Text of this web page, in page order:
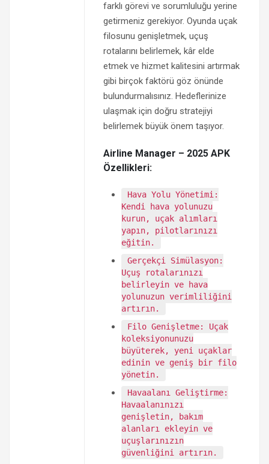
farklı görevi ve sorumluluğu yerine
getirmeniz gerekiyor. Oyunda uçak
filosunu genişletmek, uçuş
rotalarını belirlemek, kâr elde
etmek ve hizmet kalitesini artırmak
gibi birçok faktörü göz önünde
bulundurmalısınız. Hedeflerinize
ulaşmak için doğru stratejiyi
belirlemek büyük önem taşıyor.
Airline Manager – 2025 APK
Özellikleri:
Hava Yolu Yönetimi:
Kendi hava yolunuzu
kurun, uçak alımları
yapın, pilotlarınızı
eğitin.
Gerçekçi Simülasyon:
Uçuş rotalarınızı
belirleyin ve hava
yolunuzun verimliliğini
artırın.
Filo Genişletme: Uçak
koleksiyonunuzu
büyüterek, yeni uçaklar
edinin ve geniş bir filo
yönetin.
Havaalanı Geliştirme:
Havaalanınızı
genişletin, bakım
alanları ekleyin ve
uçuşlarınızın
güvenliğini artırın.